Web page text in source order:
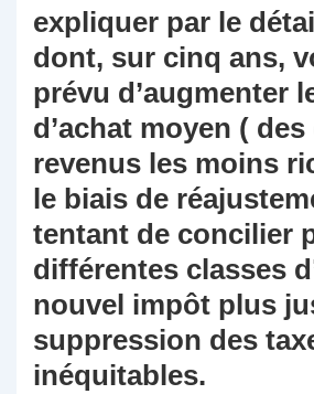
expliquer par le
dont, sur cinq ans,
prévu d’augmenter
d’achat moyen (
revenus les moins
le biais de
tentant de concilier
différentes classes
nouvel impôt plus
suppression des
inéquitables.